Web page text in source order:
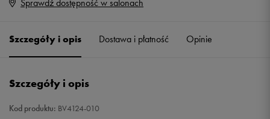
XS Powiadom o dostępności
S Powiadom o dostępności
Sprawdź dostępność w salonach
Szczegóły i opis Dostawa i płatność Opinie
Szczegóły i opis
Kod produktu: BV4124-010